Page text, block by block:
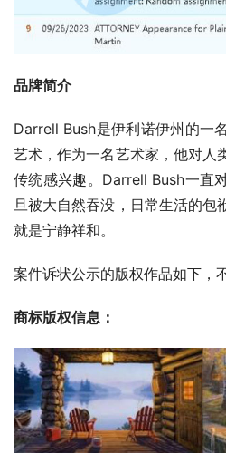
品牌简介
Darrell Bush是伊利诺伊州的一
艺术，作为一名艺术家，他对人
传统感兴趣。Darrell Bush一直
旦被大自然吞没，日常生活的包
就是宁静祥和。
案件诉状公示的版权作品如下，
商标版权信息：